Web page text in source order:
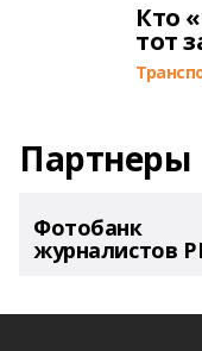
Кто
тот
Партнеры
Фотобанк
журналистов